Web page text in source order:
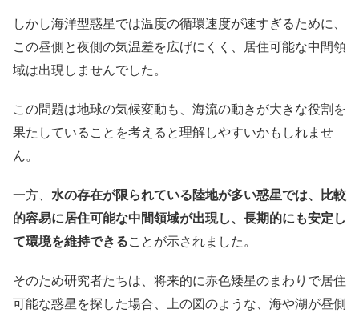
しかし海洋型惑星では温度の循環速度が速すぎるために、
この昼側と夜側の気温差を広げにくく、居住可能な中間領
域は出現しませんでした。
この問題は地球の気候変動も、海流の動きが大きな役割を
果たしていることを考えると理解しやすいかもしれませ
ん。
一方、 水の存在が限られている陸地が多い惑星では、比較
的容易に居住可能な中間領域が出現し、長期的にも安定し
て環境を維持できることが示されました。
そのため研究者たちは、将来的に赤色矮星のまわりで居住
可能な惑星を探した場合、上の図のような、海や湖が昼側